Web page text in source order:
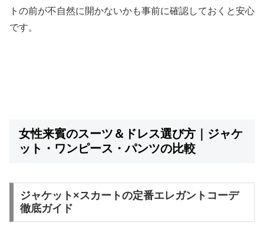
トの前が不自然に開かないかも事前に確認しておくと安心
です。
女性来賓のスーツ＆ドレス選び方｜ジャケ
ット・ワンピース・パンツの比較
ジャケット×スカートの定番エレガントコーデ
徹底ガイド